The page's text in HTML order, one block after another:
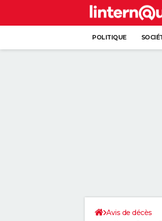
POLITIQUE
Avis de décès